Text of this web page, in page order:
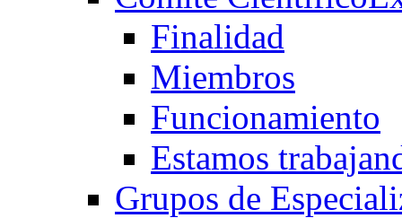
Finalidad
Miembros
Funcionamiento
Estamos
Grupos de